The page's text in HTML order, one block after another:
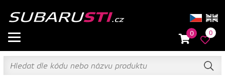
0 0